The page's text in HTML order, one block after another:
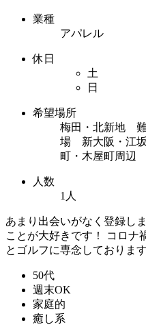
業種
アパレル
休日
土
日
希望場所
梅田・北新地
場 新大阪・江
町・木屋町周辺
人数
1人
あまり出会いがなく登録し
ことが大好きです！ コロナ
とゴルフに専念しておりま
50代
週末OK
家庭的
癒し系